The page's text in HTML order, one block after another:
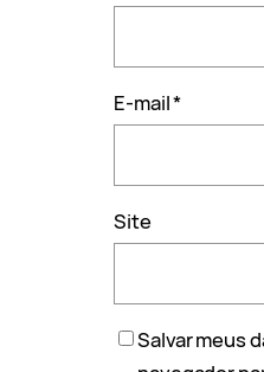
E-mail*
Site
Salvar meus